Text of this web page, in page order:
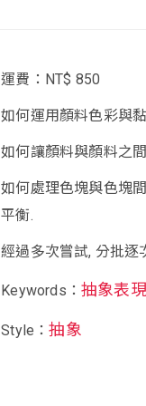
運費：NT$ 850
如何運用顏料色彩與
如何讓顏料與顏料之
如何處理色塊與色塊
平衡.
經過多次嘗試, 分批逐
Keywords：抽象表
Style：抽象